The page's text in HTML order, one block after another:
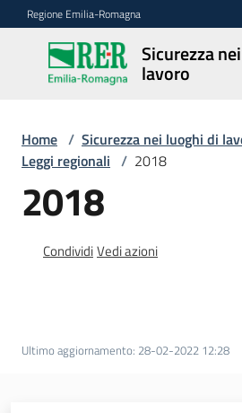
Vai al contenuto
Vai alla navigazione
Vai al footer
Regione Emilia-Romagna
Sicurezza
lavoro
Sicurezza
nei
lavoro
Notizie
Sicurezza
Home / Sicurezza nei luoghi di
Leggi regionali / 2018
2018
CondividiVedi azioni
Ultimo aggiornamento: 28-02-2022 12:28